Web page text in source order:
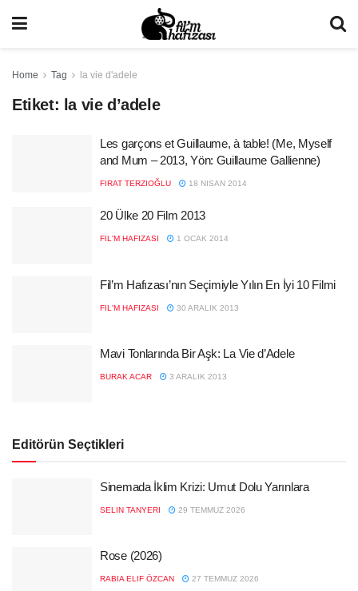
Home Tag la vie d'adele
Etiket: la vie d’adele
Les garçons et Guillaume, à table! (Me, Myself
and Mum – 2013, Yön: Guillaume Gallienne)
FIRAT TERZIOĞLU 18 NISAN 2014
20 Ülke 20 Film 2013
FIL'M HAFIZASI 1 OCAK 2014
Fil’m Hafızası’nın Seçimiyle Yılın En İyi 10 Filmi
FIL'M HAFIZASI 30 ARALIK 2013
Mavi Tonlarında Bir Aşk: La Vie d’Adele
BURAK ACAR 3 ARALIK 2013
Editörün Seçtikleri
Sinemada İklim Krizi: Umut Dolu Yarınlara
SELIN TANYERI 29 TEMMUZ 2026
Rose (2026)
RABIA ELIF ÖZCAN 27 TEMMUZ 2026